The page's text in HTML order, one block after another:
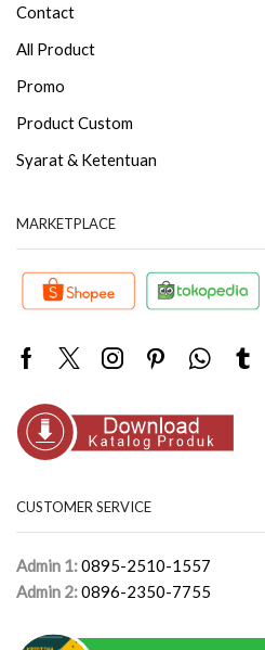
Contact
All Product
Promo
Product Custom
Syarat & Ketentuan
MARKETPLACE
Facebook
TwitterInstagram
Pinterest
CUSTOMER SERVICE
Admin 1:0895-2510-1557
Admin 2:0896-2350-7755